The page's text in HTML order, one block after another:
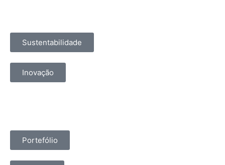
Sustentabilidade
Inovação
Portefólio